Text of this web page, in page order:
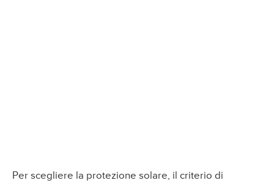
Per scegliere la protezione solare, il criterio di